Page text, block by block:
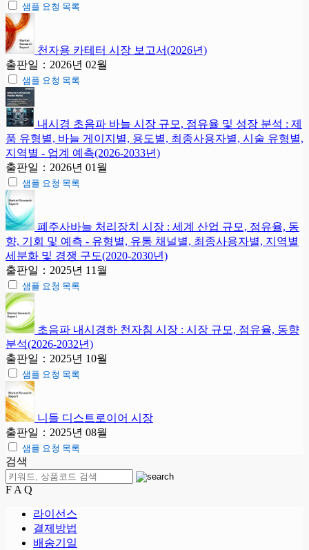
샘플 요청 목록
천자용 카테터 시장 보고서(2026년)
출판일：2026년 02월
샘플 요청 목록
내시경 초음파 바늘 시장 규모, 점유율 및 성장 분석 : 제
품 유형별, 바늘 게이지별, 용도별, 최종사용자별, 시술 유형별,
지역별 - 업계 예측(2026-2033년)
출판일：2026년 01월
샘플 요청 목록
폐주사바늘 처리장치 시장 : 세계 산업 규모, 점유율, 동
향, 기회 및 예측 - 유형별, 유통 채널별, 최종사용자별, 지역별
세분화 및 경쟁 구도(2020-2030년)
출판일：2025년 11월
샘플 요청 목록
초음파 내시경하 천자침 시장 : 시장 규모, 점유율, 동향
분석(2026-2032년)
출판일：2025년 10월
샘플 요청 목록
니들 디스트로이어 시장
출판일：2025년 08월
샘플 요청 목록
검색
F A Q
라이선스
결제방법
배송기일